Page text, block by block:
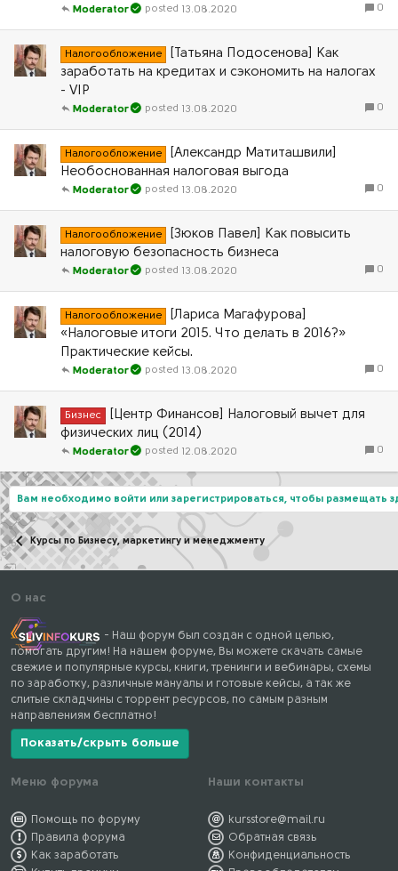
0
13.08.2020
Moderator
Налогообложение
[Татьяна Подосенова] Как
заработать на кредитах и сэкономить на налогах
- VIP
0
13.08.2020
Moderator
Налогообложение
[Александр Матиташвили]
Необоснованная налоговая выгода
0
13.08.2020
Moderator
Налогообложение
[Зюков Павел] Как повысить
налоговую безопасность бизнеса
0
13.08.2020
Moderator
Налогообложение
[Лариса Магафурова]
«Налоговые итоги 2015. Что делать в 2016?»
Практические кейсы.
0
13.08.2020
Moderator
Бизнес
[Центр Финансов] Налоговый вычет для
физических лиц (2014)
0
12.08.2020
Moderator
Вам необходимо войти или зарегистрироваться, чтобы размещать
Курсы по Бизнесу, маркетингу и менеджменту
О нас
- Наш форум был создан с одной целью,
помогать другим! На нашем форуме, Вы можете скачать самые
свежие и популярные курсы, книги, тренинги и вебинары, схемы
по заработку, различные мануалы и готовые кейсы, а так же
слитые складчины с торрент ресурсов, по самым разным
направлениям бесплатно!
Показать/скрыть больше
Меню форума
Помощь по форуму
Правила форума
Как заработать
Наши контакты
kursstore@mail.ru
Обратная связь
Конфиденциальность